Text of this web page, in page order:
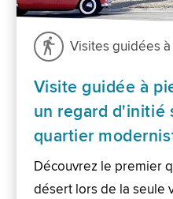
Visites guidées
Visite guidée à
un regard d'initié
quartier
Découvrez le premier
désert lors de la seule